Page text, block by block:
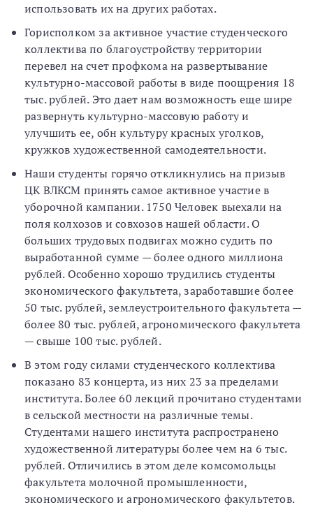
использовать их на других работах.
Горисполком за активное участие студенческого
коллектива по благоустройству территории
перевел на счет профкома на развертывание
культурно-массовой работы в виде поощрения 18
тыс. рублей. Это дает нам возможность еще шире
развернуть культурно-массовую работу и
улучшить ее, обн культуру красных уголков,
кружков художественной самодеятельности.
Наши студенты горячо откликнулись на призыв
ЦК ВЛКСМ принять самое активное участие в
уборочной кампании. 1750 Человек выехали на
поля колхозов и совхозов нашей области. О
больших трудовых подвигах можно судить по
выработанной сумме — более одного миллиона
рублей. Особенно хорошо трудились студенты
экономического факультета, заработавшие более
50 тыс. рублей, землеустроительного факультета —
более 80 тыс. рублей, агрономического факультета
— свыше 100 тыс. рублей.
В этом году силами студенческого коллектива
показано 83 концерта, из них 23 за пределами
института. Более 60 лекций прочитано студентами
в сельской местности на различные темы.
Студентами нашего института распространено
художественной литературы более чем на 6 тыс.
рублей. Отличились в этом деле комсомольцы
факультета молочной промышленности,
экономического и агрономического факультетов.